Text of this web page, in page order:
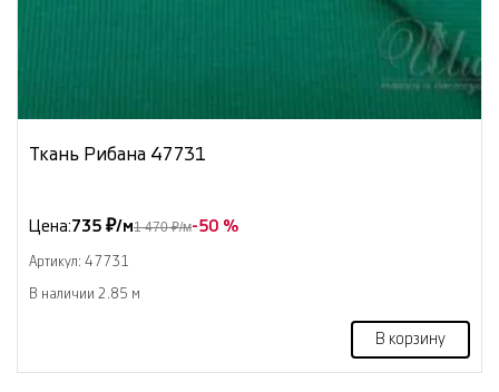
Ткань Рибана 47731
Цена:735 ₽/м1 470 ₽/м-50 %
Артикул: 47731
В наличии 2.85 м
В корзину